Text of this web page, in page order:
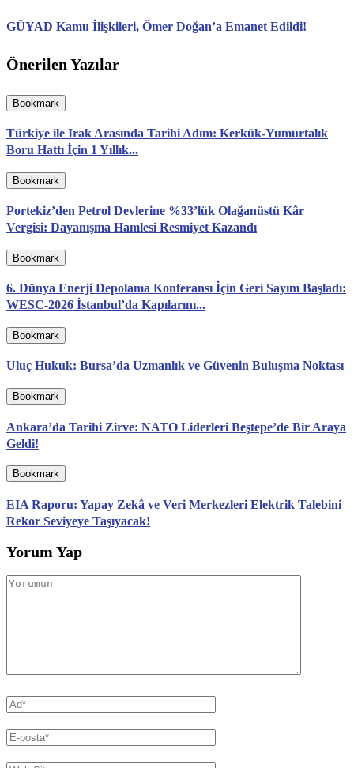
GÜYAD Kamu İlişkileri, Ömer Doğan’a Emanet Edildi!
Önerilen Yazılar
Bookmark
Türkiye ile Irak Arasında Tarihi Adım: Kerkük-Yumurtalık
Boru Hattı İçin 1 Yıllık...
Bookmark
Portekiz’den Petrol Devlerine %33’lük Olağanüstü Kâr
Vergisi: Dayanışma Hamlesi Resmiyet Kazandı
Bookmark
6. Dünya Enerji Depolama Konferansı İçin Geri Sayım Başladı:
WESC-2026 İstanbul’da Kapılarını...
Bookmark
Uluç Hukuk: Bursa’da Uzmanlık ve Güvenin Buluşma Noktası
Bookmark
Ankara’da Tarihi Zirve: NATO Liderleri Beştepe’de Bir Araya
Geldi!
Bookmark
EIA Raporu: Yapay Zekâ ve Veri Merkezleri Elektrik Talebini
Rekor Seviyeye Taşıyacak!
Yorum Yap